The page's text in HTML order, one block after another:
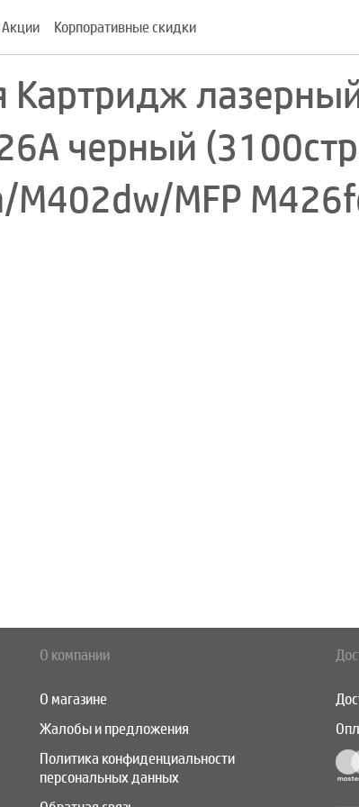
Акции Корпоративные скидки
лазерный
черный
MFP
О компании
О магазине
Жалобы и предложения
Политика конфиденциальности
персональных данных